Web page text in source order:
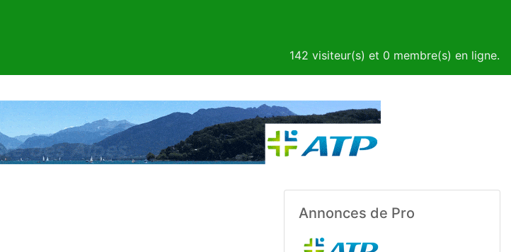
142 visiteur(s) et 0 membre(s) en ligne.
Annonces de Pro